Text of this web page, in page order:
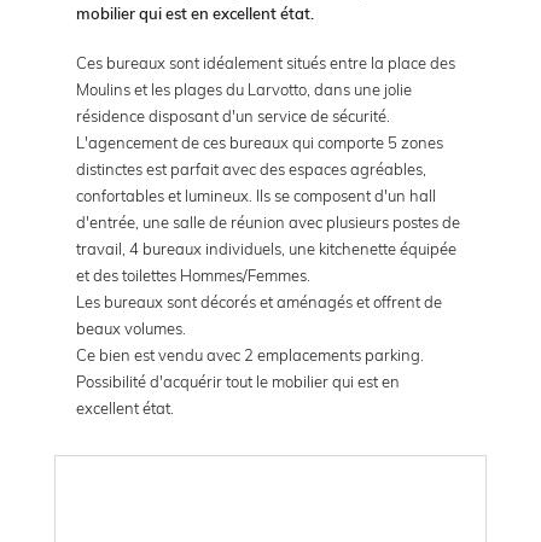
mobilier qui est en excellent état.
Ces bureaux sont idéalement situés entre la place des
Moulins et les plages du Larvotto, dans une jolie
résidence disposant d'un service de sécurité.
L'agencement de ces bureaux qui comporte 5 zones
distinctes est parfait avec des espaces agréables,
confortables et lumineux. Ils se composent d'un hall
d'entrée, une salle de réunion avec plusieurs postes de
travail, 4 bureaux individuels, une kitchenette équipée
et des toilettes Hommes/Femmes.
Les bureaux sont décorés et aménagés et offrent de
beaux volumes.
Ce bien est vendu avec 2 emplacements parking.
Possibilité d'acquérir tout le mobilier qui est en
excellent état.